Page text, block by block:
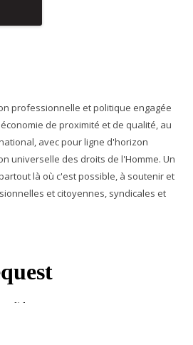
professionnelle et politique engagée
de proximité et de qualité, au
avec pour ligne d'horizon
universelle des droits de l'Homme. Un
là où c'est possible, à soutenir et
et citoyennes, syndicales et